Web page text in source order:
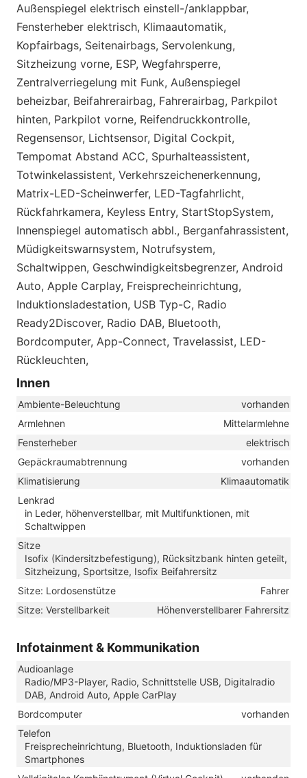
Außenspiegel elektrisch einstell-/anklappbar,
Fensterheber elektrisch, Klimaautomatik,
Kopfairbags, Seitenairbags, Servolenkung,
Sitzheizung vorne, ESP, Wegfahrsperre,
Zentralverriegelung mit Funk, Außenspiegel
beheizbar, Beifahrerairbag, Fahrerairbag, Parkpilot
hinten, Parkpilot vorne, Reifendruckkontrolle,
Regensensor, Lichtsensor, Digital Cockpit,
Tempomat Abstand ACC, Spurhalteassistent,
Totwinkelassistent, Verkehrszeichenerkennung,
Matrix-LED-Scheinwerfer, LED-Tagfahrlicht,
Rückfahrkamera, Keyless Entry, StartStopSystem,
Innenspiegel automatisch abbl., Berganfahrassistent,
Müdigkeitswarnsystem, Notrufsystem,
Schaltwippen, Geschwindigkeitsbegrenzer, Android
Auto, Apple Carplay, Freisprecheinrichtung,
Induktionsladestation, USB Typ-C, Radio
Ready2Discover, Radio DAB, Bluetooth,
Bordcomputer, App-Connect, Travelassist, LED-
Rückleuchten,
Innen
Ambiente-Beleuchtung
vorhanden
Armlehnen
Mittelarmlehne
Fensterheber
elektrisch
Gepäckraumabtrennung
vorhanden
Klimatisierung
Klimaautomatik
Lenkrad
in Leder, höhenverstellbar, mit Multifunktionen, mit
Schaltwippen
Sitze
Isofix (Kindersitzbefestigung), Rücksitzbank hinten geteilt,
Sitzheizung, Sportsitze, Isofix Beifahrersitz
Sitze: Lordosenstütze
Fahrer
Sitze: Verstellbarkeit
Höhenverstellbarer Fahrersitz
Infotainment & Kommunikation
Audioanlage
Radio/MP3-Player, Radio, Schnittstelle USB, Digitalradio
DAB, Android Auto, Apple CarPlay
Bordcomputer
vorhanden
Telefon
Freisprecheinrichtung, Bluetooth, Induktionsladen für
Smartphones